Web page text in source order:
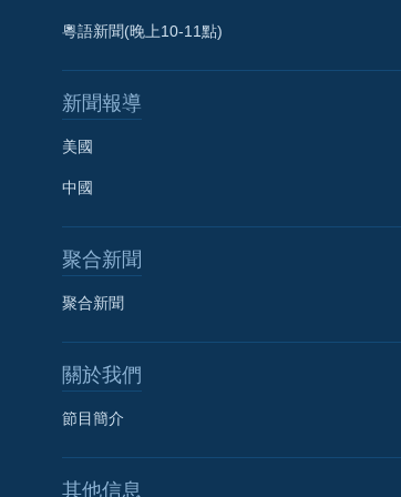
粵語新聞(晚上10-11點)
新聞報導
美國
中國
聚合新聞
聚合新聞
關於我們
節目簡介
其他信息